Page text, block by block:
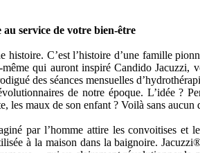
service de votre bien-être
histoire. C’est l’histoire d’une famille
qui auront inspiré Candido Jacuzzi,
des séances mensuelles
de notre époque. L’idée ?
les maux de son enfant ? Voilà sans
par l’homme attire les convoitises et
à la maison dans la baignoire.